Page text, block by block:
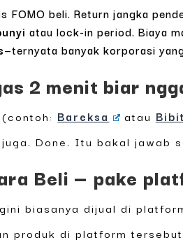
FOMO beli. Return jangka
atau lock-in period. Biaya
—ternyata banyak korporasi
2 menit biar
Bareksa atau Bibit
Done. Itu bakal jawab
Beli — pake
biasanya dijual di
produk di platform